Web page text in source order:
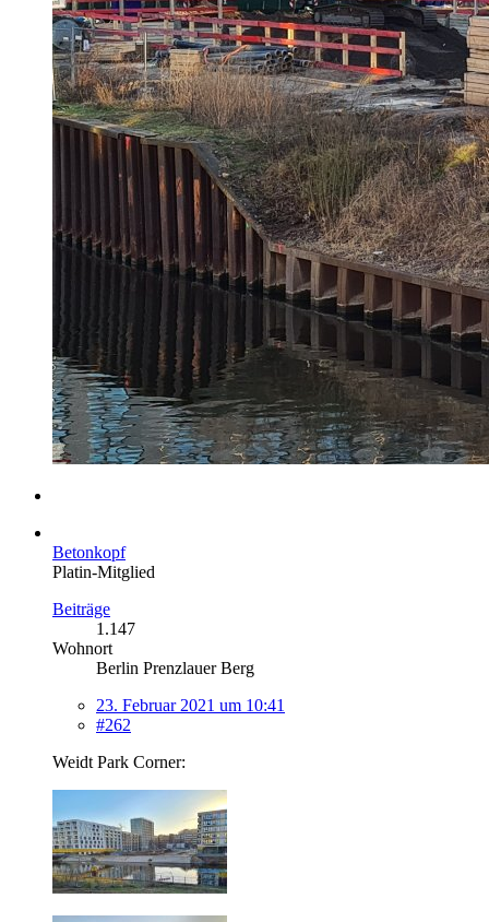
Betonkopf
Platin-Mitglied
Beiträge
1.147
Wohnort
Berlin Prenzlauer Berg
23. Februar 2021 um 10:41
#262
Weidt Park Corner: